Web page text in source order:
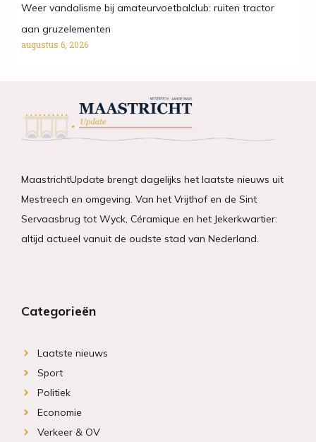
Weer vandalisme bij amateurvoetbalclub: ruiten tractor
aan gruzelementen
augustus 6, 2026
MaastrichtUpdate brengt dagelijks het laatste nieuws uit
Mestreech en omgeving. Van het Vrijthof en de Sint
Servaasbrug tot Wyck, Céramique en het Jekerkwartier:
altijd actueel vanuit de oudste stad van Nederland.
Categorieën
Laatste nieuws
Sport
Politiek
Economie
Verkeer & OV